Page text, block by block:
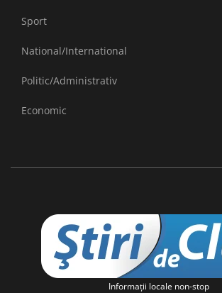
Sport
National/International
Politic/Administrativ
Economic
Informaţii locale non-stop